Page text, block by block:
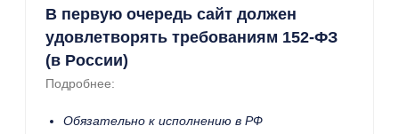
В первую очередь сайт должен
удовлетворять требованиям 152-ФЗ
(в России)
Подробнее:
Обязательно к исполнению в РФ